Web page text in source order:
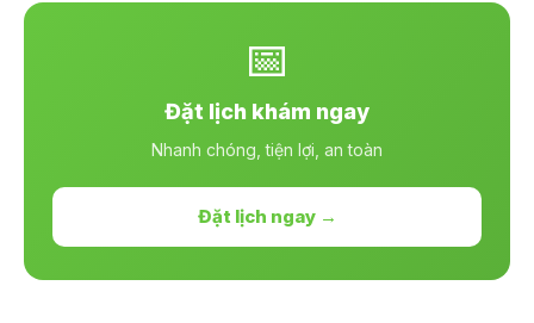
📅
Đặt lịch khám ngay
Nhanh chóng, tiện lợi, an toàn
Đặt lịch ngay →